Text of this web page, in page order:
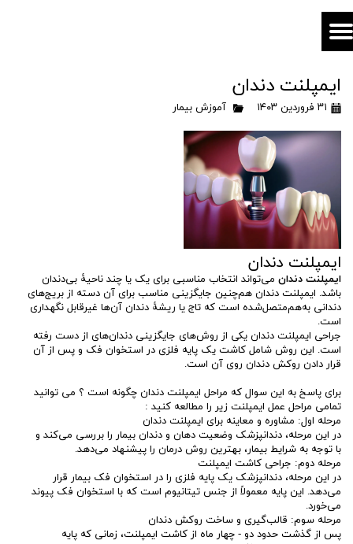
ایمپلنت دندان
۳۱ فروردین ۱۴۰۳ آموزش بیمار
ایمپلنت دندان
ایمپلنت دندان می‌تواند انتخاب مناسبی برای یک یا چند ناحیۀ بی‌دندان
باشد. ایمپلنت دندان هم‌چنین جایگزینی مناسب برای آن دسته از بریج‌های
دندانی به‌هم‌متصل‌شده‌ است که تاج یا ریشۀ دندان آن‌ها غیرقابل نگهداری
است.
جراحی ایمپلنت دندان یکی از روش‌های جایگزینی دندان‌های از دست رفته
است. این روش شامل کاشت یک پایه فلزی در استخوان فک و پس از آن
قرار دادن روکش دندان روی آن است.
برای پاسخ به این سوال که مراحل ایمپلنت دندان چگونه است ؟ می توانید
تمامی مراحل عمل ایمپلنت زیر را مطالعه کنید :
مرحله اول: مشاوره و معاینه برای ایمپلنت دندان
در این مرحله، دندانپزشک وضعیت دهان و دندان بیمار را بررسی می‌کند و
با توجه به شرایط بیمار، بهترین روش درمان را پیشنهاد می‌دهد.
مرحله دوم: جراحی کاشت ایمپلنت
در این مرحله، دندانپزشک یک پایه فلزی را در استخوان فک بیمار قرار
می‌دهد. این پایه معمولاً از جنس تیتانیوم است که با استخوان فک پیوند
می‌خورد.
مرحله سوم: قالب‌گیری و ساخت روکش دندان
پس از گذشت حدود دو - چهار ماه از کاشت ایمپلنت، زمانی که پایه